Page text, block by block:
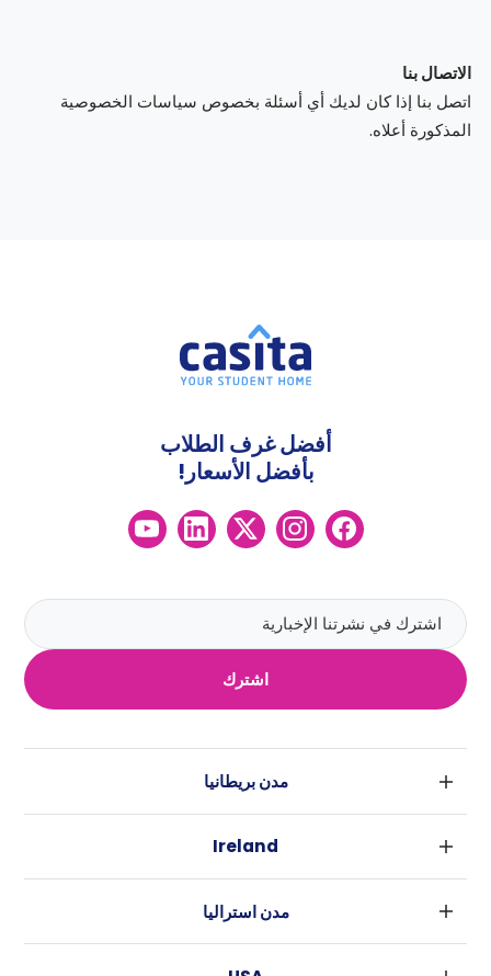
الاتصال بنا
اتصل بنا إذا كان لديك أي أسئلة بخصوص سياسات الخصوصية
المذكورة أعلاه.
اشترك
أفضل غرف الطلاب
بأفضل الأسعار!
مدن بريطانيا
ليفربول
Ireland
كورك
مدن استراليا